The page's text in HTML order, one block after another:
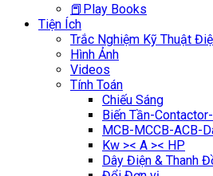
📕Play Books
Tiện Ích
Trắc Nghiệm Kỹ Thuật
Hình Ảnh
Videos
Tính Toán
Chiếu Sáng
Biến Tần-
MCB-MCCB-ACB-
Kw >< A >< HP
Dây Điện & Thanh